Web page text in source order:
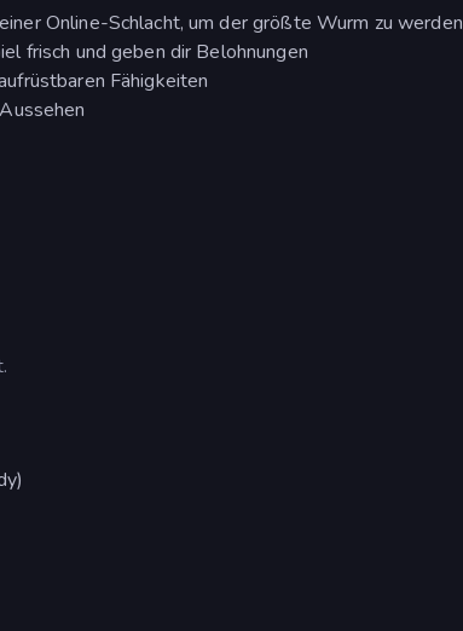
Online-Schlacht, um der größte Wurm zu werden
frisch und geben dir Belohnungen
Fähigkeiten